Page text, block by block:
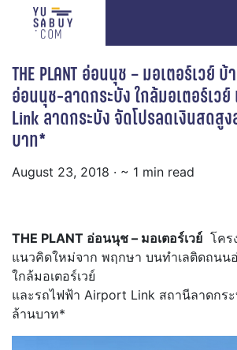
THE PLANT อ่อนนุช – มอเตอร์เวย์
อ่อนนุช-ลาดกระบัง ใกล้มอเตอร์เว
Link ลาดกระบัง จัดโปรลดเงินสดสู
บาท*
August 23, 2018 · ~ 1 min read
THE PLANT อ่อนนุช – มอเตอร์เวย์ โคร
แนวคิดใหม่จาก พฤกษา บนทำเลติดถนน
ใกล้มอเตอร์เวย์
และรถไฟฟ้า Airport Link สถานีลาดกร
ล้านบาท*